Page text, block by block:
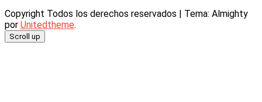
Copyright Todos los derechos reservados | Tema: Almighty
por Unitedtheme.
Scroll up